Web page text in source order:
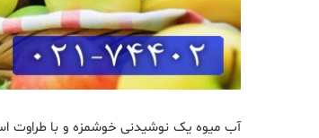
آب میوه یک نوشیدنی خوشمزه و با طراوت